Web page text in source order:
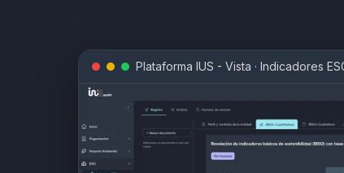
Plataforma IUS - Vista · Indicadores